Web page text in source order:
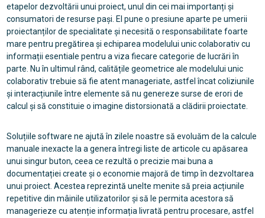
etapelor dezvoltării unui proiect, unul din cei mai importanți și
consumatori de resurse pași. El pune o presiune aparte pe umerii
proiectanților de specialitate și necesită o responsabilitate foarte
mare pentru pregătirea și echiparea modelului unic colaborativ cu
informații esentiale pentru a viza fiecare categorie de lucrări în
parte. Nu în ultimul rând, calitățile geometrice ale modelului unic
colaborativ trebuie să fie atent manageriate, astfel încat coliziunile
și interacțiunile între elemente să nu genereze surse de erori de
calcul și să constituie o imagine distorsionată a clădirii proiectate.
Soluțiile software ne ajută în zilele noastre să evoluăm de la calcule
manuale inexacte la a genera întregi liste de articole cu apăsarea
unui singur buton, ceea ce rezultă o precizie mai buna a
documentației create și o economie majoră de timp în dezvoltarea
unui proiect. Acestea reprezintă unelte menite să preia acțiunile
repetitive din mâinile utilizatorilor și să le permita acestora să
managerieze cu atenție informația livrată pentru procesare, astfel